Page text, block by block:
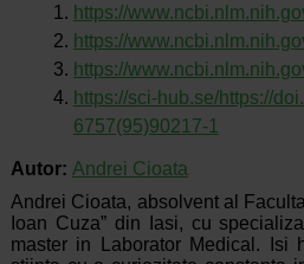
https://
https://
https://
https://sci-hub.se/https://
6757(95)90217-1
Autor: Andrei Cioata
Andrei Cioata, absolvent al
Ioan Cuza” din Iasi, cu
master in Laborator Medical. Isi